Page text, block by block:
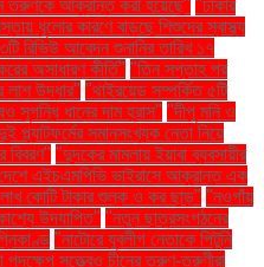
তরুণকে আক্রান্ত করা হয়েছে" "ঢাকার
ধুলোর কারণে বাড়ছে শিশুদের স্বাস্থ্য
রিভিউ আবেদন শুনানির তারিখ ১৭
অসাধারণ কীর্তি" "তিন সপ্তাহ পর
লাশ উদ্ধার" "থাইরয়েড সম্পর্কিত ৫টি
সুগন্ধি ধানের দাম হ্রাস" "দীপু মনি ও
প্ল্যাটফর্মের সমানসংখ্যক নেতা নিয়ে
বিবরণ" "দুদকের মামলায় ইয়াবা ব্যবসায়ীর
এইচএমপিভি ভাইরাসে আক্রান্ত এক
কোটি টাকার শুল্ক ও কর ছাড়" "নওগাঁয়
উদযাপিত" "নতুন ছাত্রসংগঠনের
"নাটোরে যুবলীগ নেতাকে পিটুনি
পদক্ষেপ সত্ত্বেও চীনের তরুণ-তরুণীরা